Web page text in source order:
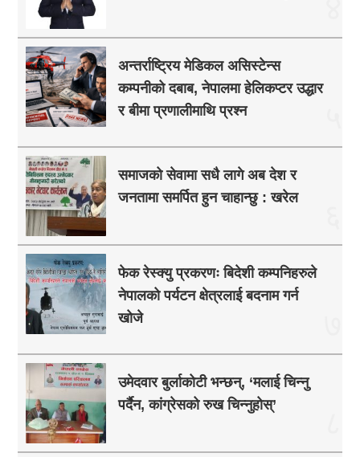
अन्तर्राष्ट्रिय मेडिकल असिस्टेन्स
कम्पनीको दबाब, नेपालमा हेलिकप्टर उद्धार
र बीमा प्रणालीमाथि प्रश्न
समाजको सेवामा सधै लागे अब देश र
जनतामा समर्पित हुन चाहान्छु : खरेल
फेक रेस्क्यु प्रकरणः बिदेशी कम्पनिहरुले
नेपालको पर्यटन क्षेत्रलाई बदनाम गर्न
खोजे
उमेदवार बुर्लाकोटी भन्छन्, ‘मलाई चिन्नु
पर्दैन, कांग्रेसको रुख चिन्नुहोस्’